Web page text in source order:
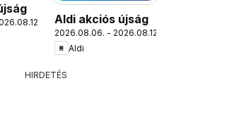
Aldi akciós újság
2026.08.06. - 2026.08.12.
Aldi
HIRDETÉS